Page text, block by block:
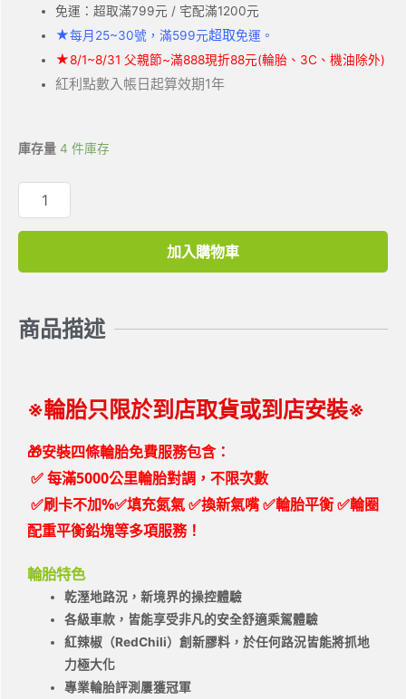
免運：超取滿799元 / 宅配滿1200元
★每月25~30號，滿599元超取免運。
★8/1~8/31 父親節~滿888現折88元(輪胎、3C、機油除外)
紅利點數入帳日起算效期1年
庫存量 4 件庫存
加入購物車
商品描述
※輪胎只限於到店取貨或到店安裝※
🎁安裝四條輪胎免費服務包含：
✅每滿5000公里輪胎對調，不限次數
✅刷卡不加%✅填充氮氣 ✅換新氣嘴 ✅輪胎平衡 ✅輪圈
配重平衡鉛塊等多項服務！
輪胎特色
乾溼地路況，新境界的操控體驗
各級車款，皆能享受非凡的安全舒適乘駕體驗
紅辣椒（RedChili）創新膠料，於任何路況皆能將抓地
力極大化
專業輪胎評測屢獲冠軍